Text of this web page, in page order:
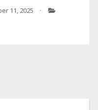
11, 2025